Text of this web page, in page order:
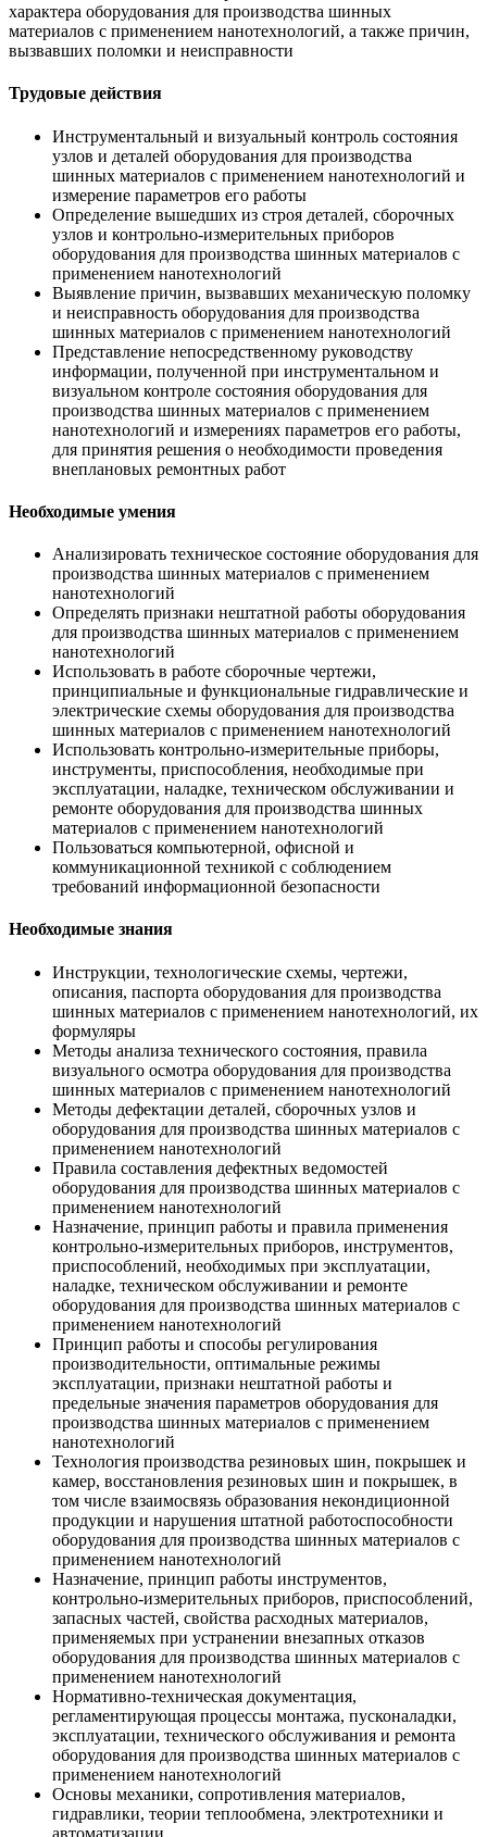
характера оборудования для производства шинных
материалов с применением нанотехнологий, а также причин,
вызвавших поломки и неисправности
Трудовые действия
Инструментальный и визуальный контроль состояния
узлов и деталей оборудования для производства
шинных материалов с применением нанотехнологий и
измерение параметров его работы
Определение вышедших из строя деталей, сборочных
узлов и контрольно-измерительных приборов
оборудования для производства шинных материалов с
применением нанотехнологий
Выявление причин, вызвавших механическую поломку
и неисправность оборудования для производства
шинных материалов с применением нанотехнологий
Представление непосредственному руководству
информации, полученной при инструментальном и
визуальном контроле состояния оборудования для
производства шинных материалов с применением
нанотехнологий и измерениях параметров его работы,
для принятия решения о необходимости проведения
внеплановых ремонтных работ
Необходимые умения
Анализировать техническое состояние оборудования для
производства шинных материалов с применением
нанотехнологий
Определять признаки нештатной работы оборудования
для производства шинных материалов с применением
нанотехнологий
Использовать в работе сборочные чертежи,
принципиальные и функциональные гидравлические и
электрические схемы оборудования для производства
шинных материалов с применением нанотехнологий
Использовать контрольно-измерительные приборы,
инструменты, приспособления, необходимые при
эксплуатации, наладке, техническом обслуживании и
ремонте оборудования для производства шинных
материалов с применением нанотехнологий
Пользоваться компьютерной, офисной и
коммуникационной техникой с соблюдением
требований информационной безопасности
Необходимые знания
Инструкции, технологические схемы, чертежи,
описания, паспорта оборудования для производства
шинных материалов с применением нанотехнологий, их
формуляры
Методы анализа технического состояния, правила
визуального осмотра оборудования для производства
шинных материалов с применением нанотехнологий
Методы дефектации деталей, сборочных узлов и
оборудования для производства шинных материалов с
применением нанотехнологий
Правила составления дефектных ведомостей
оборудования для производства шинных материалов с
применением нанотехнологий
Назначение, принцип работы и правила применения
контрольно-измерительных приборов, инструментов,
приспособлений, необходимых при эксплуатации,
наладке, техническом обслуживании и ремонте
оборудования для производства шинных материалов с
применением нанотехнологий
Принцип работы и способы регулирования
производительности, оптимальные режимы
эксплуатации, признаки нештатной работы и
предельные значения параметров оборудования для
производства шинных материалов с применением
нанотехнологий
Технология производства резиновых шин, покрышек и
камер, восстановления резиновых шин и покрышек, в
том числе взаимосвязь образования некондиционной
продукции и нарушения штатной работоспособности
оборудования для производства шинных материалов с
применением нанотехнологий
Назначение, принцип работы инструментов,
контрольно-измерительных приборов, приспособлений,
запасных частей, свойства расходных материалов,
применяемых при устранении внезапных отказов
оборудования для производства шинных материалов с
применением нанотехнологий
Нормативно-техническая документация,
регламентирующая процессы монтажа, пусконаладки,
эксплуатации, технического обслуживания и ремонта
оборудования для производства шинных материалов с
применением нанотехнологий
Основы механики, сопротивления материалов,
гидравлики, теории теплообмена, электротехники и
автоматизации